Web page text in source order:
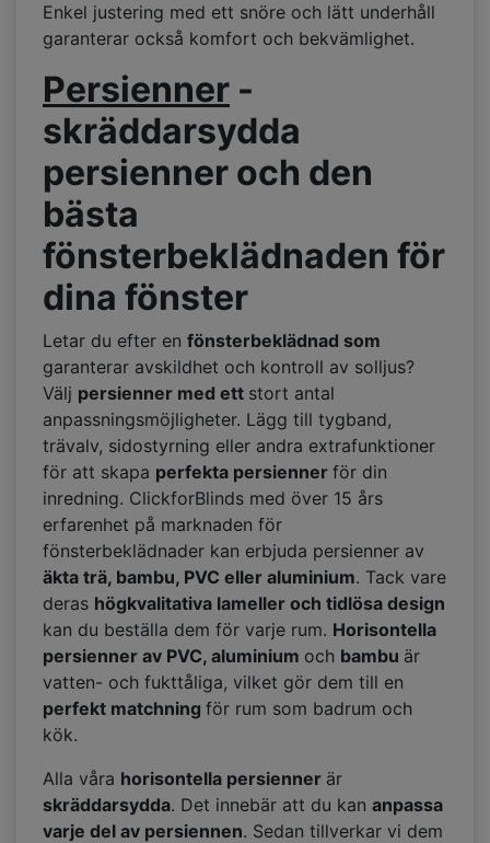
Enkel justering med ett snöre och lätt underhåll
garanterar också komfort och bekvämlighet.
Persienner -
skräddarsydda
persienner och den
bästa
fönsterbeklädnaden för
dina fönster
Letar du efter en fönsterbeklädnad som
garanterar avskildhet och kontroll av solljus?
Välj persienner med ett stort antal
anpassningsmöjligheter. Lägg till tygband,
trävalv, sidostyrning eller andra extrafunktioner
för att skapa perfekta persienner för din
inredning. ClickforBlinds med över 15 års
erfarenhet på marknaden för
fönsterbeklädnader kan erbjuda persienner av
äkta trä, bambu, PVC eller aluminium. Tack vare
deras högkvalitativa lameller och tidlösa design
kan du beställa dem för varje rum. Horisontella
persienner av PVC, aluminium och bambu är
vatten- och fukttåliga, vilket gör dem till en
perfekt matchning för rum som badrum och
kök.
Alla våra horisontella persienner är
skräddarsydda. Det innebär att du kan anpassa
varje del av persiennen. Sedan tillverkar vi dem